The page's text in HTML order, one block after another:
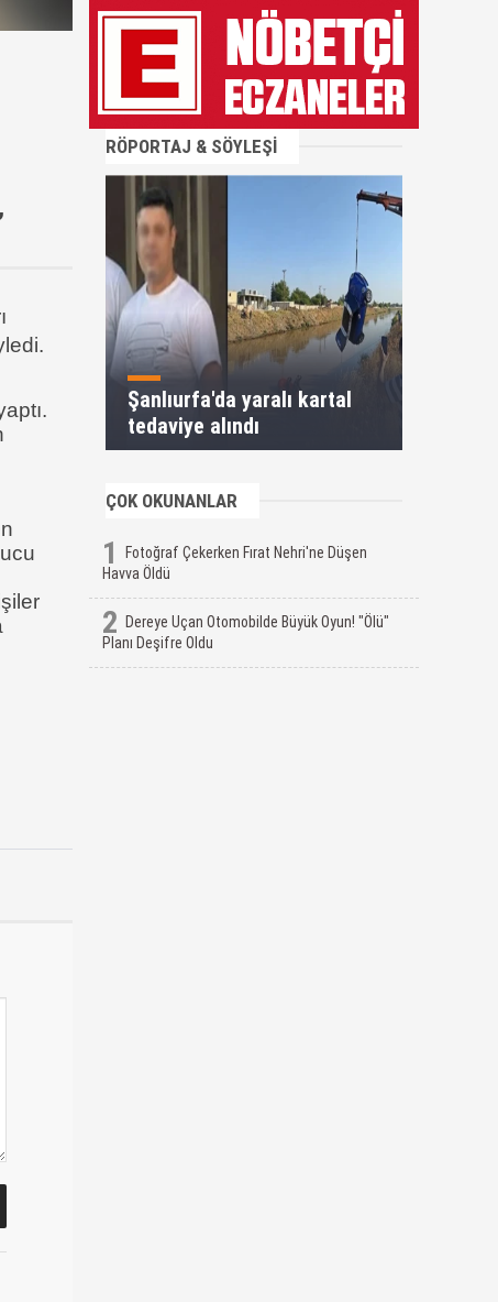
RÖPORTAJ & SÖYLEŞİ
Şanlıurfa'da yaralı kartal
tedaviye alındı
ÇOK OKUNANLAR
1
Fotoğraf Çekerken Fırat Nehri'ne Düşen
Havva Öldü
2
Dereye Uçan Otomobilde Büyük Oyun! "Ölü"
Planı Deşifre Oldu